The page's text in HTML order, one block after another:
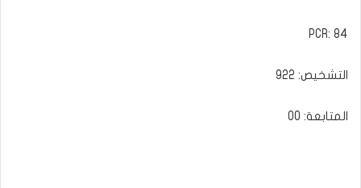
PCR: 84
التشخيص: 922
المتابعة: 00